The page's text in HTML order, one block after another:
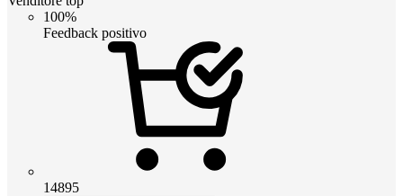
100%
Feedback positivo
14895